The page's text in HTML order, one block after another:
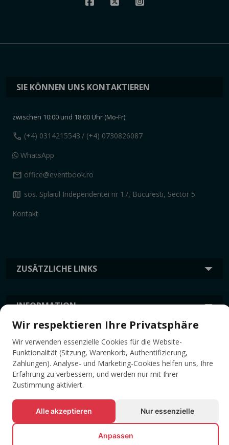
ZUSÄTZLICHE LINKS
INFORMATION
SIE KÖNNEN UNS KONTAKTIEREN
zwischen 10:00 und 18:00 Uhr (Mo-Fr)
call (+4) 0314215543 / (+4) 0730826087
WhatsApp
mail office@eventbook.ro
map sos. Splaiul Independentei nr 17, Bucuresti, Sector 5
Kontakt
TAGS
Wir respektieren Ihre Privatsphäre
Wir verwenden essenzielle Cookies für die Website-
Funktionalität (Sitzung, Warenkorb, Authentifizierung,
Zahlungen). Analyse- und Marketing-Cookies helfen uns, Ihre
Erfahrung zu verbessern, und werden nur mit Ihrer
Zustimmung aktiviert.
Alle akzeptieren Nur essenzielle
Anpassen